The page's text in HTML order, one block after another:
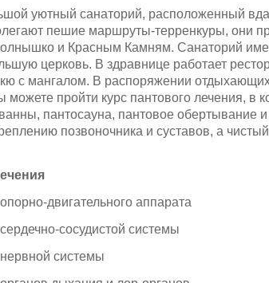
уютный санаторий, расположенный
пешие маршруты-терренкуры, они
и Красным Камням. Санаторий
церковь. В здравнице работает
с мангалом. В распоряжении
можете пройти курс пантового лечения,
пантосауна, пантовое обертывание
позвоночника и суставов, а
двигательного аппарата
сосудистой системы
системы